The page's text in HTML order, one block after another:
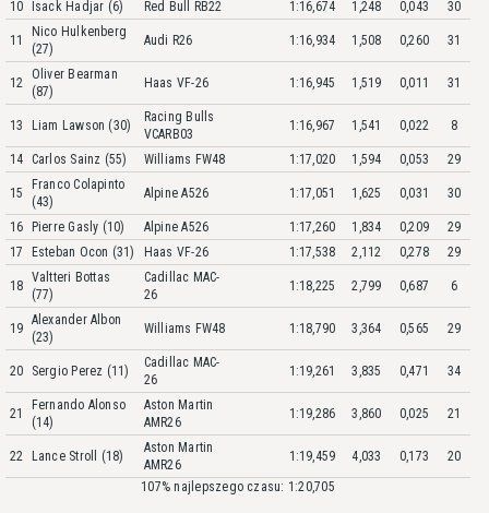
10 Isack Hadjar (6) Red Bull RB22 1:16,674 1,248 0,043 30
11
Nico Hulkenberg
(27)
Audi R26 1:16,934 1,508 0,260 31
12
Oliver Bearman
(87)
Haas VF-26 1:16,945 1,519 0,011 31
13 Liam Lawson (30)
Racing Bulls
VCARB03
1:16,967 1,541 0,022 8
14 Carlos Sainz (55) Williams FW48 1:17,020 1,594 0,053 29
15
Franco Colapinto
(43)
Alpine A526 1:17,051 1,625 0,031 30
16 Pierre Gasly (10) Alpine A526 1:17,260 1,834 0,209
29
17
Esteban Ocon (31) Haas VF-26 1:17,538 2,112 0,278 29
18
Valtteri Bottas
(77)
Cadillac MAC-
26
1:18,225 2,799 0,687 6
19
Alexander Albon
(23)
Williams FW48 1:18,790 3,364 0,565 29
20 Sergio Perez (11)
Cadillac MAC-
26
1:19,261 3,835 0,471 34
21
Fernando Alonso
(14)
Aston Martin
AMR26
1:19,286 3,860 0,025 21
22 Lance Stroll (18)
Aston Martin
AMR26
1:19,459 4,033 0,173
20
107% najlepszego czasu: 1:20,705